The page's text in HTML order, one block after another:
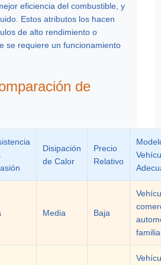
eficiencia del combustible, y
Estos atributos los hacen
de alto rendimiento o
se requiere un funcionamiento
de
Disipación
de Calor
Precio
Relativo
Media Baja